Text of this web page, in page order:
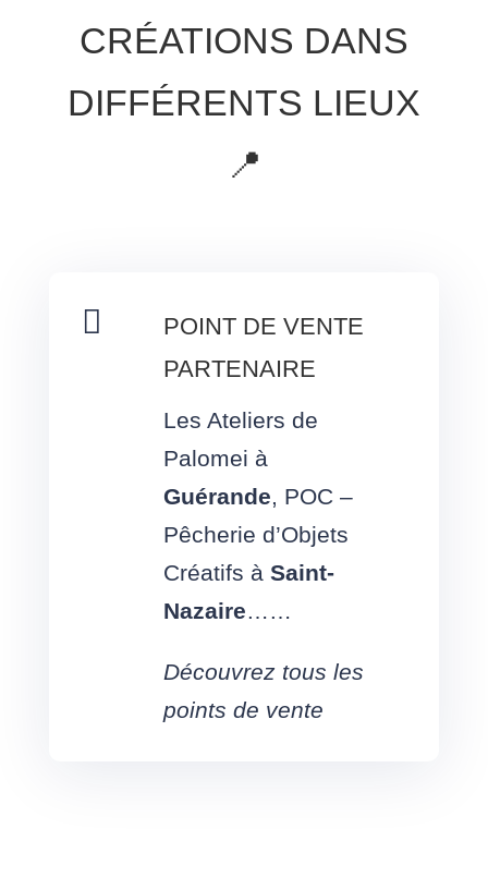
CRÉATIONS DANS
DIFFÉRENTS LIEUX
📍

POINT DE VENTE
PARTENAIRE
Les Ateliers de
Palomei à
Guérande, POC –
Pêcherie d’Objets
Créatifs à Saint-
Nazaire……
Découvrez tous les
points de vente